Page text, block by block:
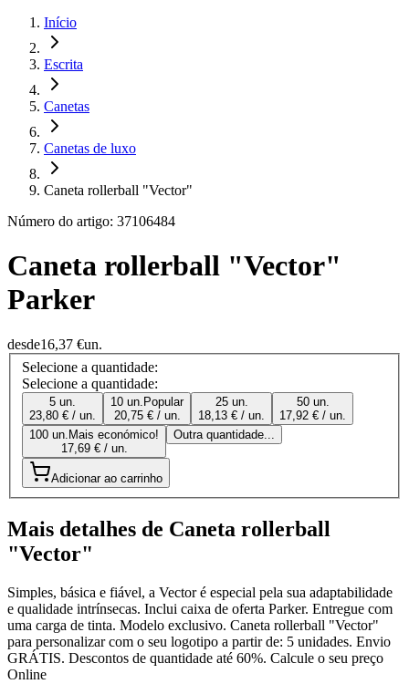
Início
Escrita
Canetas
Canetas de luxo
Caneta rollerball "Vector"
Número do artigo: 37106484
Caneta rollerball "Vector"
Parker
desde16,37 €un.
Selecione a quantidade:
Selecione a quantidade:
5 un.
23,80 € / un.
10 un. Popular
20,75 € / un.
25 un.
18,13 € / un.
50 un.
17,92 € / un.
100 un. Mais económico!
17,69 € / un.
Outra quantidade...
Adicionar ao carrinho
Mais detalhes de Caneta rollerball
"Vector"
Simples, básica e fiável, a Vector é especial pela sua adaptabilidade
e qualidade intrínsecas. Inclui caixa de oferta Parker. Entregue com
uma carga de tinta. Modelo exclusivo. Caneta rollerball "Vector"
para personalizar com o seu logotipo a partir de: 5 unidades. Envio
GRÁTIS. Descontos de quantidade até 60%. Calcule o seu preço
Online